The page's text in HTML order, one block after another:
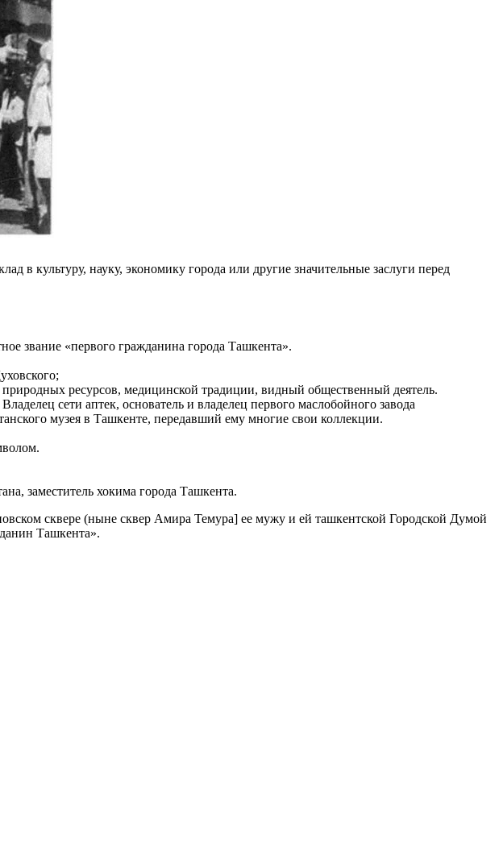
в культуру, науку, экономику города или другие значительные заслуги перед
звание «первого гражданина города Ташкента».
ресурсов, медицинской традиции, видный общественный деятель.
сети аптек, основатель и владелец первого маслобойного завода
музея в Ташкенте, передавший ему многие свои коллекции.
заместитель хокима города Ташкента.
сквере (ныне сквер Амира Темура] ее мужу и ей ташкентской Городской Думой
Ташкента».